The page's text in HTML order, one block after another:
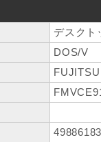
デスクト
DOS/V
FUJITSU